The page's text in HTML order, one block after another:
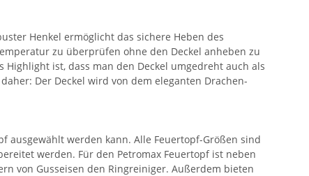
Henkel ermöglicht das sichere Heben des
zu überprüfen ohne den Deckel anheben zu
ist, dass man den Deckel umgedreht auch als
Der Deckel wird von dem eleganten Drachen-
ausgewählt werden kann. Alle Feuertopf-Größen sind
werden. Für den Petromax Feuertopf ist neben
von Gusseisen den Ringreiniger. Außerdem bieten